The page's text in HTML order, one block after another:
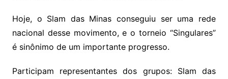
Hoje, o Slam das Minas conseguiu ser uma rede
nacional desse movimento, e o torneio “Singulares”
é sinônimo de um importante progresso.
Participam representantes dos grupos: Slam das